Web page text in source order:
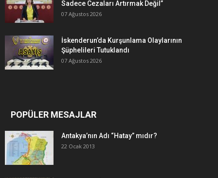
Sadece Cezaları Artırmak Değil”
07 Ağustos 2026
İskenderun’da Kurşunlama Olaylarının
Şüphelileri Tutuklandı
07 Ağustos 2026
POPÜLER MESAJLAR
Antakya’nın Adı “Hatay” mıdır?
22 Ocak 2013